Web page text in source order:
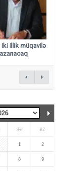
iki illik müqavilə
ŞƏ BZ
1 2
8 9